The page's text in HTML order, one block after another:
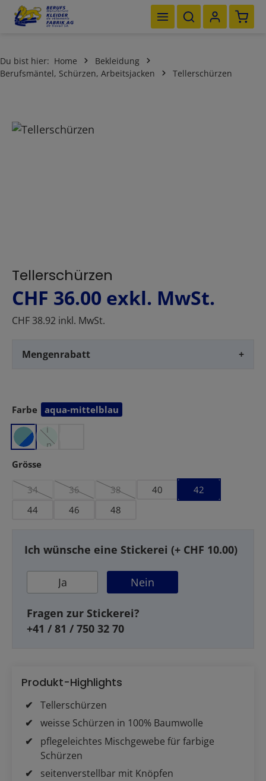
Zum Hauptinhalt springen
Du bist hier: Home
Bekleidung
Berufsmäntel, Schürzen, Arbeitsjacken
Tellerschürzen
Bildergalerie überspringen
Tellerschürzen
CHF 36.00 exkl. MwSt.
CHF 38.92 inkl. MwSt.
Mengenrabatt +
Farbe
auswählenaqua-mittelblau
m
i
n
Grösse
34
(Diese Option ist zurzeit nicht verfügbar.)
36
(Diese Option ist zurzeit nicht verfügbar.)
38
(Diese Option ist zurzeit nicht verfügbar.)
40
42
44
46 48
Ich wünsche eine Stickerei (+ CHF 10.00)
Ja Nein
Fragen zur Stickerei?
+41 / 81 / 750 32 70
Produkt-Highlights
Tellerschürzen
weisse Schürzen in 100% Baumwolle
pflegeleichtes Mischgewebe für farbige
Schürzen
seitenverstellbar mit Knöpfen